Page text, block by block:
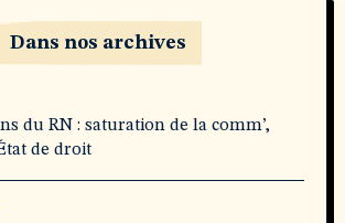
Dans nos archives
du RN : saturation de la comm’,
de droit